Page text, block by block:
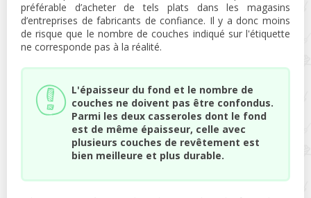
préférable d’acheter de tels plats dans les magasins
d’entreprises de fabricants de confiance. Il y a donc moins
de risque que le nombre de couches indiqué sur l'étiquette
ne corresponde pas à la réalité.
L'épaisseur du fond et le nombre de
couches ne doivent pas être confondus.
Parmi les deux casseroles dont le fond
est de même épaisseur, celle avec
plusieurs couches de revêtement est
bien meilleure et plus durable.